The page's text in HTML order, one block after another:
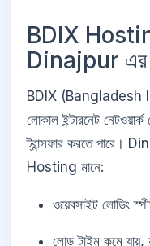
BDIX
Dinajpur এর
BDIX (Bangladesh
লোকাল ইন্টারনেট নেটওয়ার্ক
ট্রান্সফার করতে পারে।
Hosting মানে:
ওয়েবসাইট লোডিং
লোড টাইম কমে যায়,